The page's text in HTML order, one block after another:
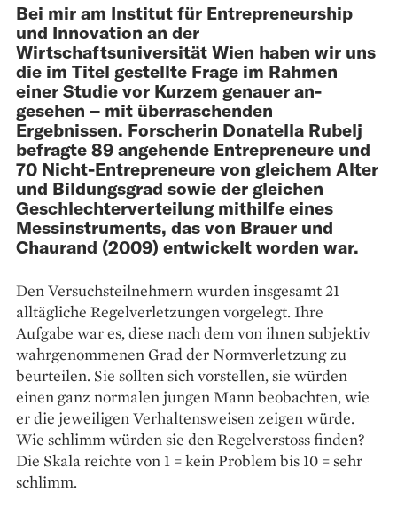
Bei mir am Institut für Entrepreneurship
und Innovation an der
Wirtschaftsuniversität Wien haben wir uns
die im Titel gestellte Frage im Rahmen
einer Studie vor Kurzem genauer an­
gesehen – mit überraschenden
Ergebnissen. For­­scherin Donatella Rubelj
befragte 89 angehende Entre­preneure und
70 Nicht-Entrepreneure von gleichem Alter
und Bildungsgrad sowie der gleichen
Geschlechterverteilung mithilfe eines
Mess­instruments, das von Brauer und
Chaurand (2009) entwickelt worden war.
Den Versuchsteilnehmern wurden insge­samt 21
alltägliche Regelverletzungen vorgelegt. Ihre
Aufgabe war es, diese nach dem von ihnen subjektiv
wahrgenommenen Grad der Norm­verletzung zu
beurteilen. Sie sollten sich vorstellen, sie würden
einen ganz normalen jungen Mann beobachten, wie
er die jeweiligen Verhaltens­­weisen zeigen würde.
Wie schlimm würden sie den Regelverstoss finden?
Die Skala reichte von 1 = kein Problem bis 10 = sehr
schlimm.